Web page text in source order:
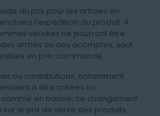
du prix pour les articles en
l’expédition du produit. A
versées ne pourront être
arrhes ou des acomptes, sauf
en pré-commande.
ou contributions, notamment
à être créées ou
en baisse, ce changement
le prix de vente des produits.